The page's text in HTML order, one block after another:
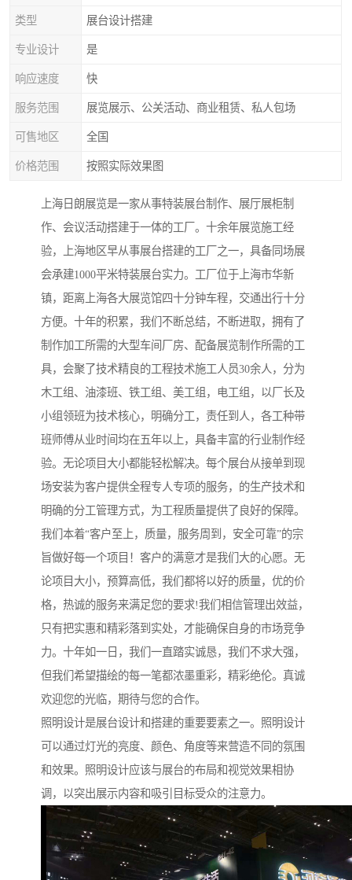
类型 展台设计搭建
专业设计 是
响应速度 快
服务范围 展览展示、公关活动、商业租赁、私人包场
可售地区 全国
价格范围 按照实际效果图
上海日朗展览是一家从事特装展台制作、展厅展柜制
作、会议活动搭建于一体的工厂。十余年展览施工经
验，上海地区早从事展台搭建的工厂之一，具备同场展
会承建1000平米特装展台实力。工厂位于上海市华新
镇，距离上海各大展览馆四十分钟车程，交通出行十分
方便。十年的积累，我们不断总结，不断进取，拥有了
制作加工所需的大型车间厂房、配备展览制作所需的工
具，会聚了技术精良的工程技术施工人员30余人，分为
木工组、油漆班、铁工组、美工组，电工组，以厂长及
小组领班为技术核心，明确分工，责任到人，各工种带
班师傅从业时间均在五年以上，具备丰富的行业制作经
验。无论项目大小都能轻松解决。每个展台从接单到现
场安装为客户提供全程专人专项的服务，的生产技术和
明确的分工管理方式，为工程质量提供了良好的保障。
我们本着“客户至上，质量，服务周到，安全可靠”的宗
旨做好每一个项目！客户的满意才是我们大的心愿。无
论项目大小，预算高低，我们都将以好的质量，优的价
格，热诚的服务来满足您的要求!我们相信管理出效益，
只有把实惠和精彩落到实处，才能确保自身的市场竞争
力。十年如一日，我们一直踏实诚恳，我们不求大强，
但我们希望描绘的每一笔都浓墨重彩，精彩绝伦。真诚
欢迎您的光临，期待与您的合作。
照明设计是展台设计和搭建的重要要素之一。照明设计
可以通过灯光的亮度、颜色、角度等来营造不同的氛围
和效果。照明设计应该与展台的布局和视觉效果相协
调，以突出展示内容和吸引目标受众的注意力。